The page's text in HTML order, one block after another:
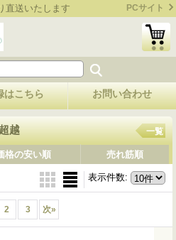
直送いたします PCサイト
はこちら お問い合わせ
越 一覧
格の安い順 売れ筋順
表示件数:
2 3 次»